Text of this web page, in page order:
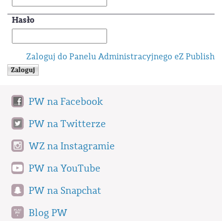
Hasło
Zaloguj do Panelu Administracyjnego eZ Publish
PW na Facebook
PW na Twitterze
WZ na Instagramie
PW na YouTube
PW na Snapchat
Blog PW